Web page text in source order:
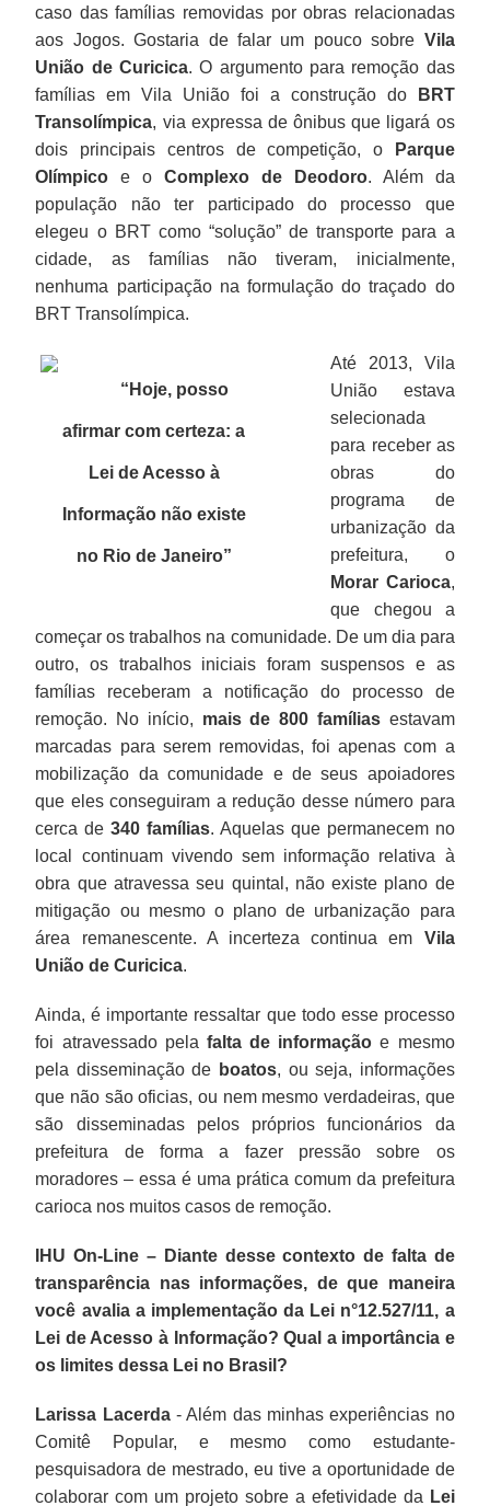
caso das famílias removidas por obras relacionadas
aos Jogos. Gostaria de falar um pouco sobre Vila
União de Curicica. O argumento para remoção das
famílias em Vila União foi a construção do
BRT
Transolímpica, via expressa de ônibus que ligará os
dois principais centros de competição, o
Parque
Olímpico e oComplexo de Deodoro. Além da
população não ter participado do processo que
elegeu o BRT como “solução” de transporte para a
cidade, as famílias não tiveram, inicialmente,
nenhuma participação na formulação do traçado do
BRT Transolímpica.
“Hoje, posso
afirmar com certeza: a
Lei de Acesso à
Informação não existe
no Rio de Janeiro”
Até 2013, Vila
União estava
selecionada
para receber as
obras do
programa de
urbanização da
prefeitura, o
Morar Carioca,
que chegou a
começar os trabalhos na comunidade. De um dia para
outro, os trabalhos iniciais foram suspensos e as
famílias receberam a notificação do processo de
remoção. No início, mais de 800 famíliasestavam
marcadas para serem removidas, foi apenas com a
mobilização da comunidade e de seus apoiadores
que eles conseguiram a redução desse número para
cerca de340 famílias. Aquelas que permanecem no
local continuam vivendo sem informação relativa à
obra que atravessa seu quintal, não existe plano de
mitigação ou mesmo o plano de urbanização para
área remanescente. A incerteza continua em Vila
União de Curicica.
Ainda, é importante ressaltar que todo esse processo
foi atravessado pela falta de informação e mesmo
pela disseminação de boatos, ou seja, informações
que não são oficias, ou nem mesmo verdadeiras, que
são disseminadas pelos próprios funcionários da
prefeitura de forma a fazer pressão sobre os
moradores – essa é uma prática comum da prefeitura
carioca nos muitos casos de remoção.
IHU On-Line – Diante desse contexto de falta de
transparência nas informações, de que maneira
você avalia a implementação da Lei n°12.527/11, a
Lei de Acesso à Informação? Qual a importância e
os limites dessa Lei no Brasil?
Larissa Lacerda- Além das minhas experiências no
Comitê Popular, e mesmo como estudante-
pesquisadora de mestrado, eu tive a oportunidade de
colaborar com um projeto sobre a efetividade da Lei